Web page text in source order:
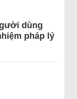
dùng
pháp lý